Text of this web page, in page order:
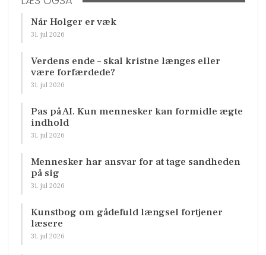
Når Holger er væk
31. jul 2026
Verdens ende – skal kristne længes eller
være forfærdede?
31. jul 2026
Pas på AI. Kun mennesker kan formidle ægte
indhold
31. jul 2026
Mennesker har ansvar for at tage sandheden
på sig
31. jul 2026
Kunstbog om gådefuld længsel fortjener
læsere
31. jul 2026